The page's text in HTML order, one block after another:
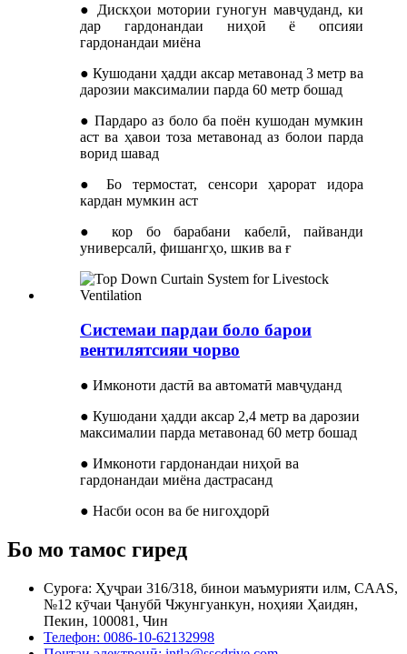
● Дискҳои мотории гуногун мавҷуданд, ки
дар гардонандаи ниҳоӣ ё опсияи
гардонандаи миёна
● Кушодани ҳадди аксар метавонад 3 метр ва
дарозии максималии парда 60 метр бошад
● Пардаро аз боло ба поён кушодан мумкин
аст ва ҳавои тоза метавонад аз болои парда
ворид шавад
● Бо термостат, сенсори ҳарорат идора
кардан мумкин аст
● кор бо барабани кабелӣ, пайванди
универсалӣ, фишангҳо, шкив ва ғ
Системаи пардаи боло барои
вентилятсияи чорво
● Имконоти дастӣ ва автоматӣ мавҷуданд
● Кушодани ҳадди аксар 2,4 метр ва дарозии
максималии парда метавонад 60 метр бошад
● Имконоти гардонандаи ниҳоӣ ва
гардонандаи миёна дастрасанд
● Насби осон ва бе нигоҳдорӣ
Бо мо тамос гиред
Суроға: Ҳуҷраи 316/318, бинои маъмурияти илм, CAAS,
№12 кӯчаи Ҷанубӣ Чжунгуанкун, ноҳияи Ҳаидян,
Пекин, 100081, Чин
Телефон: 0086-10-62132998